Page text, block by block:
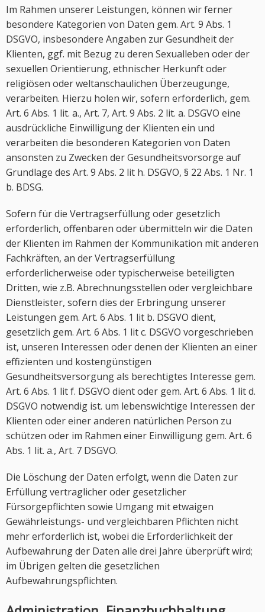
Im Rahmen unserer Leistungen, können wir ferner
besondere Kategorien von Daten gem. Art. 9 Abs. 1
DSGVO, insbesondere Angaben zur Gesundheit der
Klienten, ggf. mit Bezug zu deren Sexualleben oder der
sexuellen Orientierung, ethnischer Herkunft oder
religiösen oder weltanschaulichen Überzeugunge,
verarbeiten. Hierzu holen wir, sofern erforderlich, gem.
Art. 6 Abs. 1 lit. a., Art. 7, Art. 9 Abs. 2 lit. a. DSGVO eine
ausdrückliche Einwilligung der Klienten ein und
verarbeiten die besonderen Kategorien von Daten
ansonsten zu Zwecken der Gesundheitsvorsorge auf
Grundlage des Art. 9 Abs. 2 lit h. DSGVO, § 22 Abs. 1 Nr. 1
b. BDSG.
Sofern für die Vertragserfüllung oder gesetzlich
erforderlich, offenbaren oder übermitteln wir die Daten
der Klienten im Rahmen der Kommunikation mit anderen
Fachkräften, an der Vertragserfüllung
erforderlicherweise oder typischerweise beteiligten
Dritten, wie z.B. Abrechnungsstellen oder vergleichbare
Dienstleister, sofern dies der Erbringung unserer
Leistungen gem. Art. 6 Abs. 1 lit b. DSGVO dient,
gesetzlich gem. Art. 6 Abs. 1 lit c. DSGVO vorgeschrieben
ist, unseren Interessen oder denen der Klienten an einer
effizienten und kostengünstigen
Gesundheitsversorgung als berechtigtes Interesse gem.
Art. 6 Abs. 1 lit f. DSGVO dient oder gem. Art. 6 Abs. 1 lit d.
DSGVO notwendig ist. um lebenswichtige Interessen der
Klienten oder einer anderen natürlichen Person zu
schützen oder im Rahmen einer Einwilligung gem. Art. 6
Abs. 1 lit. a., Art. 7 DSGVO.
Die Löschung der Daten erfolgt, wenn die Daten zur
Erfüllung vertraglicher oder gesetzlicher
Fürsorgepflichten sowie Umgang mit etwaigen
Gewährleistungs- und vergleichbaren Pflichten nicht
mehr erforderlich ist, wobei die Erforderlichkeit der
Aufbewahrung der Daten alle drei Jahre überprüft wird;
im Übrigen gelten die gesetzlichen
Aufbewahrungspflichten.